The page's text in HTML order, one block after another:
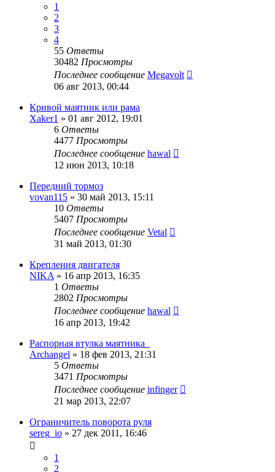
1
2
3
4
55 Ответы
30482 Просмотры
Последнее сообщение Megavolt
06 авг 2013, 00:44
Кривой маятник или рама
Xaker1 » 01 авг 2012, 19:01
6 Ответы
4477 Просмотры
Последнее сообщение hawal
12 июн 2013, 10:18
Передний тормоз
vovan115 » 30 май 2013, 15:11
10 Ответы
5407 Просмотры
Последнее сообщение Vetal
31 май 2013, 01:30
Крепления двигателя
NIKA » 16 апр 2013, 16:35
1 Ответы
2802 Просмотры
Последнее сообщение hawal
16 апр 2013, 19:42
Распорная втулка маятника_
Archangel » 18 фев 2013, 21:31
5 Ответы
3471 Просмотры
Последнее сообщение infinger
21 мар 2013, 22:07
Ограничитель поворота руля
sereg_io » 27 дек 2011, 16:46
1
2